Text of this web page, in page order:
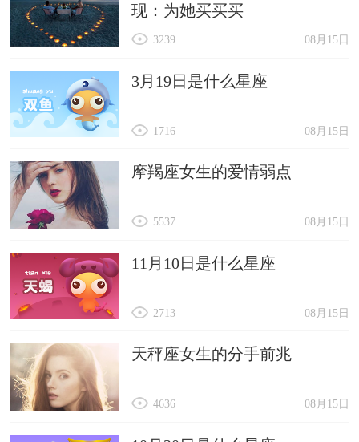
现：为她买买买
08月15日
3239
3月19日是什么星座
08月15日
1716
摩羯座女生的爱情弱点
08月15日
5537
11月10日是什么星座
08月15日
2713
天秤座女生的分手前兆
08月15日
4636